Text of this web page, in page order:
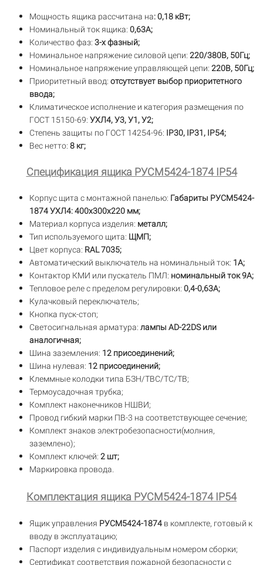
Мощность ящика рассчитана на: 0,18 кВт;
Номинальный ток ящика: 0,63А;
Количество фаз: 3-х фазный;
Номинальное напряжение силовой цепи: 220/380В, 50Гц;
Номинальное напряжение управляющей цепи: 220В, 50Гц;
Приоритетный ввод: отсутствует выбор приоритетного
ввода;
Климатическое исполнение и категория размещения по
ГОСТ 15150-69: УХЛ4, У3, У1, У2;
Степень защиты по ГОСТ 14254-96: IP30, IP31, IP54;
Вес нетто: 8 кг;
Спецификация ящика РУСМ5424-1874 IP54
Корпус щита с монтажной панелью: Габариты РУСМ5424-
1874 УХЛ4: 400х300х220 мм;
Материал корпуса изделия: металл;
Тип используемого щита: ЩМП;
Цвет корпуса: RAL 7035;
Автоматический выключатель на номинальный ток: 1А;
Контактор КМИ или пускатель ПМЛ: номинальный ток 9А;
Тепловое реле с пределом регулировки: 0,4-0,63А;
Кулачковый переключатель;
Кнопка пуск-стоп;
Светосигнальная арматура: лампы AD-22DS или
аналогичная;
Шина заземления: 12 присоединений;
Шина нулевая: 12 присоединений;
Клеммные колодки типа БЗН/ТВС/TC/TB;
Термоусадочная трубка;
Комплект наконечников НШВИ;
Провод гибкий марки ПВ-3 на соответствующее сечение;
Комплект знаков электробезопасности(молния,
заземлено);
Комплект ключей: 2 шт;
Маркировка провода.
Комплектация ящика РУСМ5424-1874 IP54
Ящик управления РУСМ5424-1874 в комплекте, готовый к
вводу в эксплуатацию;
Паспорт изделия с индивидуальным номером сборки;
Сертификат соответствия пожарной безопасности с